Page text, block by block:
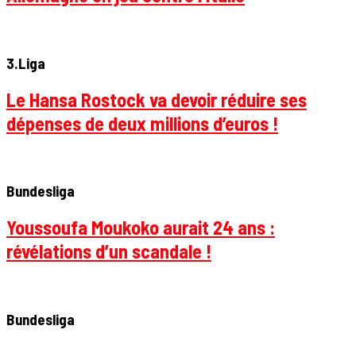
3.Liga
Le Hansa Rostock va devoir réduire ses
dépenses de deux millions d’euros !
Bundesliga
Youssoufa Moukoko aurait 24 ans :
révélations d’un scandale !
Bundesliga